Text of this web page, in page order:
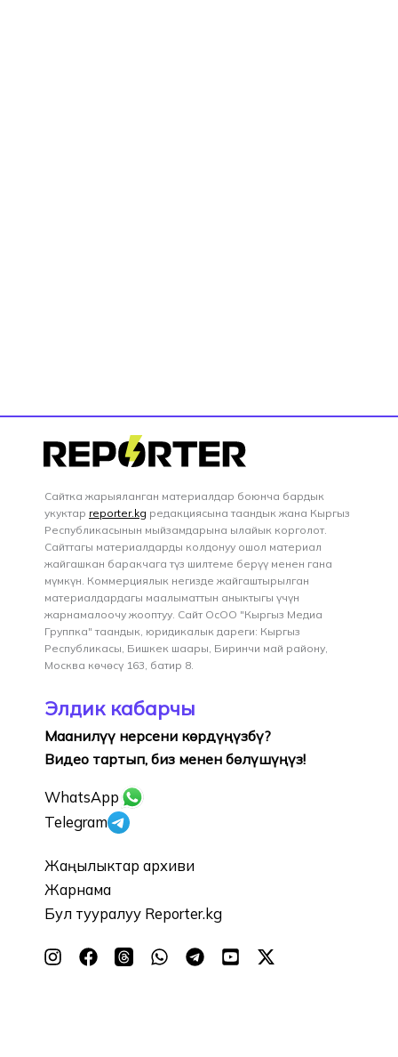
Сайтка жарыяланган материалдар боюнча бардык
укуктар reporter.kg редакциясына таандык жана Кыргыз
Республикасынын мыйзамдарына ылайык корголот.
Сайттагы материалдарды колдонуу ошол материал
жайгашкан баракчага түз шилтеме берүү менен гана
мүмкүн. Коммерциялык негизде жайгаштырылган
материалдардагы маалыматтын аныктыгы үчүн
жарнамалоочу жооптуу. Сайт ОсОО "Кыргыз Медиа
Группка" таандык, юридикалык дареги: Кыргыз
Республикасы, Бишкек шаары, Биринчи май району,
Москва көчөсү 163, батир 8.
Элдик кабарчы
Маанилүү нерсени көрдүңүзбү?
Видео тартып, биз менен бөлүшүңүз!
WhatsApp
Telegram
Жаңылыктар архиви
Жарнама
Бул тууралуу Reporter.kg